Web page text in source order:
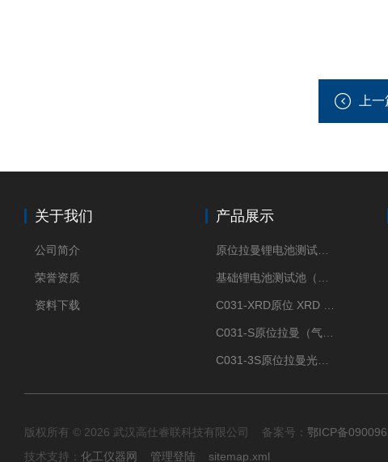
上一
关于我们
公司简介
荣誉资质
资料下载
产品展示
版权所有 © 2026 武汉高仕睿联科技有限公司 备案号： 鄂ICP备
技术支持： 化工仪器网 管理登陆 sitemap.xml